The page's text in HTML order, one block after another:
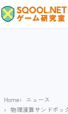
Home
ニュース
物理演算サンドボッ